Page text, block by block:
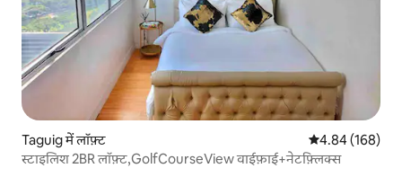
Taguig में लॉफ़्ट औसत रेटिंग 5 में से
4.84 (168)
स्टाइलिश 2BR लॉफ़्ट,GolfCourseView वाईफ़ाई+नेटफ़्लिक्स